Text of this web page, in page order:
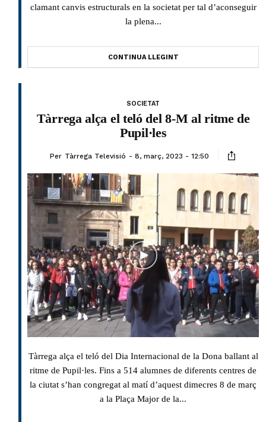
clamant canvis estructurals en la societat per tal d’aconseguir
la plena...
CONTINUA LLEGINT
SOCIETAT
Tàrrega alça el teló del 8-M al ritme de
Pupil·les
Per Tàrrega Televisió 8, març, 2023 - 12:50
Tàrrega alça el teló del Dia Internacional de la Dona ballant al
ritme de Pupil·les. Fins a 514 alumnes de diferents centres de
la ciutat s’han congregat al matí d’aquest dimecres 8 de març
a la Plaça Major de la...